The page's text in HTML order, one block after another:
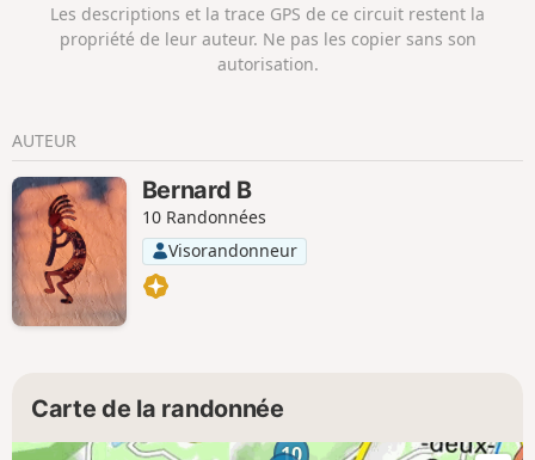
Les descriptions et la trace GPS de ce circuit restent la
propriété de leur auteur. Ne pas les copier sans son
autorisation.
AUTEUR
Bernard B
10 Randonnées
Visorandonneur
Carte de la randonnée
10